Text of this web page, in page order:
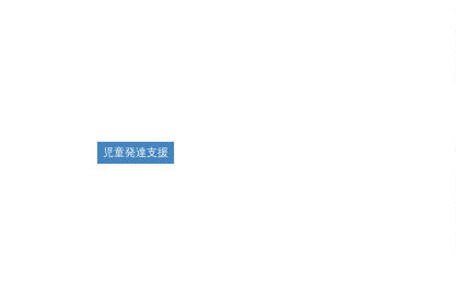
児童発達支援